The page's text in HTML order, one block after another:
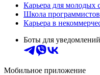
Карьера для молодых
Школа программистов
Карьера в
Боты для уведомлений
Мобильное приложение